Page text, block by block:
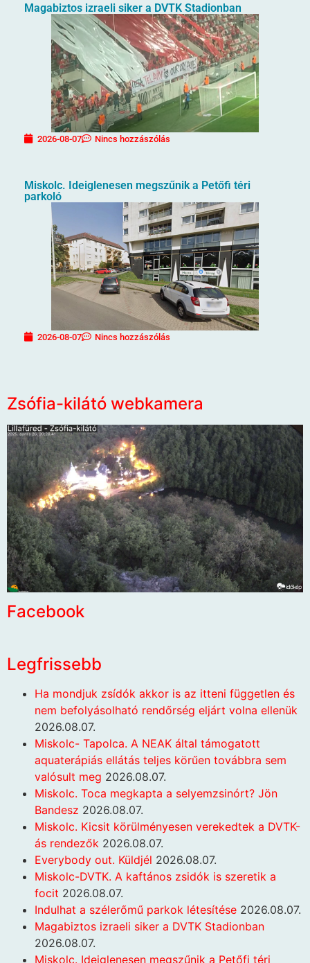
Magabiztos izraeli siker a DVTK Stadionban
2026-08-07 Nincs hozzászólás
Miskolc. Ideiglenesen megszűnik a Petőfi téri
parkoló
2026-08-07 Nincs hozzászólás
Zsófia-kilátó webkamera
Facebook
Legfrissebb
Ha mondjuk zsídók akkor is az itteni független és
nem befolyásolható rendőrség eljárt volna ellenük
2026.08.07.
Miskolc- Tapolca. A NEAK által támogatott
aquaterápiás ellátás teljes körűen továbbra sem
valósult meg 2026.08.07.
Miskolc. Toca megkapta a selyemzsinórt? Jön
Bandesz 2026.08.07.
Miskolc. Kicsit körülményesen verekedtek a DVTK-
ás rendezők 2026.08.07.
Everybody out. Küldjél 2026.08.07.
Miskolc-DVTK. A kaftános zsidók is szeretik a
focit 2026.08.07.
Indulhat a szélerőmű parkok létesítése 2026.08.07.
Magabiztos izraeli siker a DVTK Stadionban
2026.08.07.
Miskolc. Ideiglenesen megszűnik a Petőfi téri